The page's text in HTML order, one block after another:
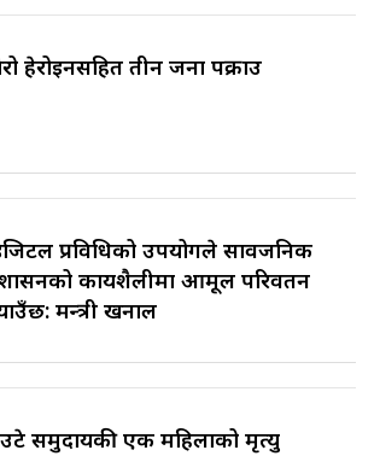
हेरोइनसहित तीन जना पक्राउ
प्रविधिको उपयोगले सार्वजनिक
कार्यशैलीमा आमूल परिवर्तन
मन्त्री खनाल
समुदायकी एक महिलाको मृत्यु